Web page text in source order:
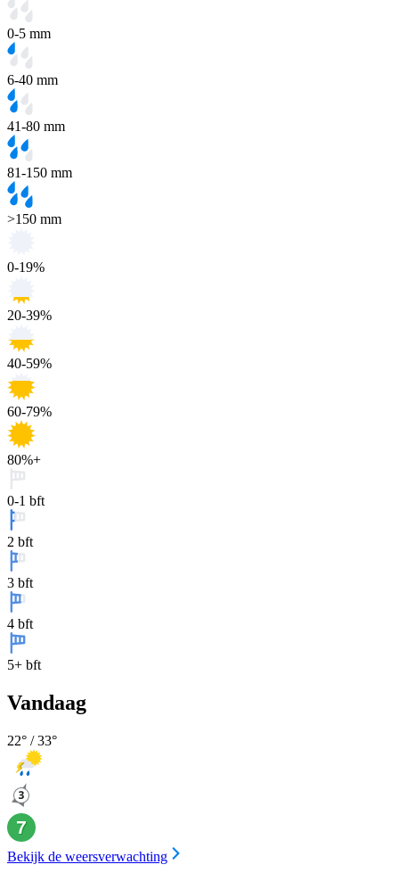
0-5 mm
6-40 mm
41-80 mm
81-150 mm
>150 mm
0-19%
20-39%
40-59%
60-79%
80%+
0-1 bft
2 bft
3 bft
4 bft
5+ bft
Vandaag
22° /33°
Bekijk de weersverwachting